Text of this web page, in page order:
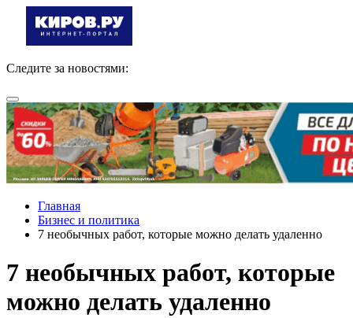
Следите за новостями:
Главная
Бизнес и политика
7 необычных работ, которые можно делать удаленно
7 необычных работ, которые
можно делать удаленно